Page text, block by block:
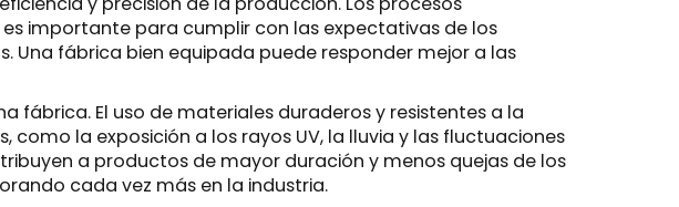
importante para cumplir con las expectativas de los
Una fábrica bien equipada puede responder mejor a las
fábrica. El uso de materiales duraderos y resistentes a la
la exposición a los rayos UV, la lluvia y las fluctuaciones
a productos de mayor duración y menos quejas de los
cada vez más en la industria.